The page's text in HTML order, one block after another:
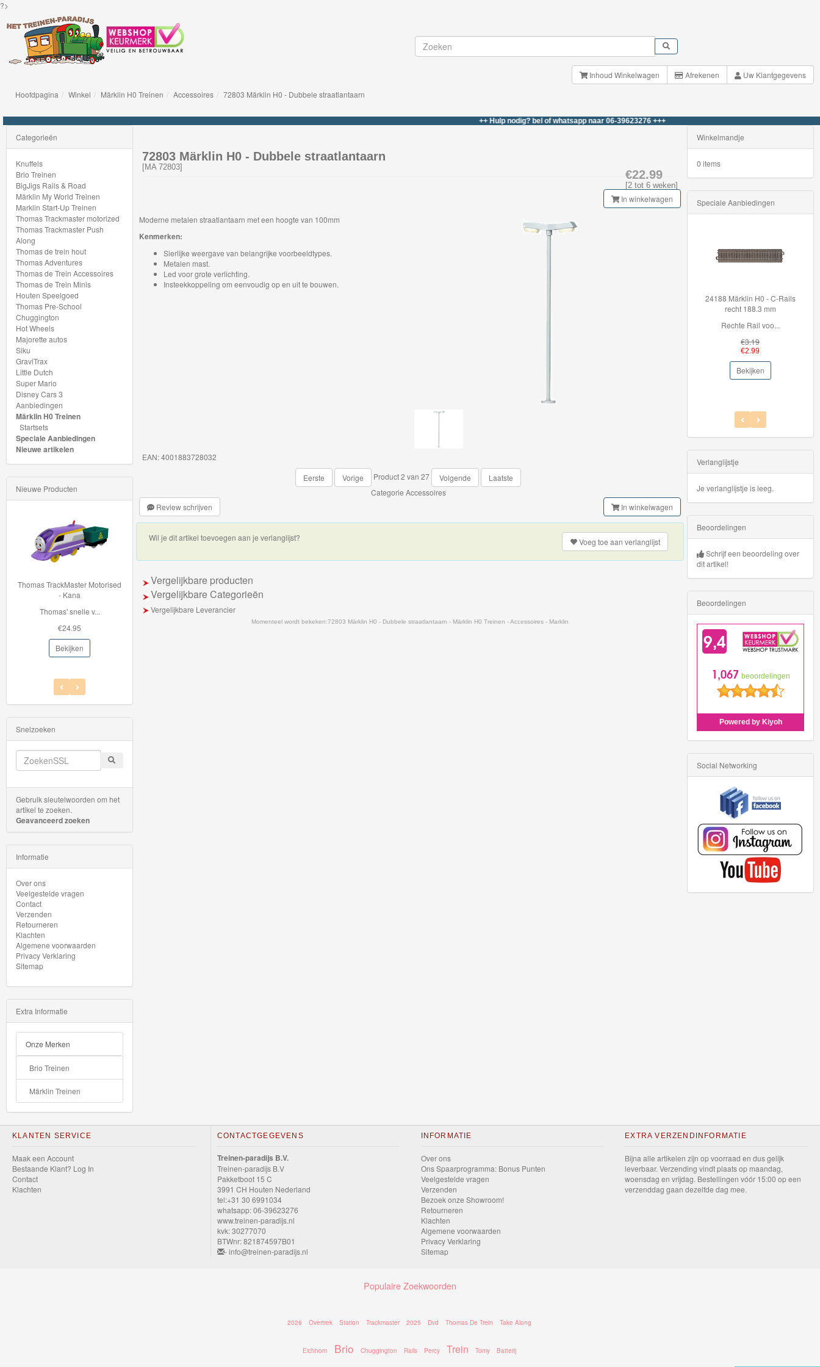
?>
Brio
Treinen
BigJigs
Rails
&
Road
Märklin
My
World
Treinen
Marklin
Start-
Up
Treinen
Thomas
Trackmaster
motorized
Thomas
Trackmaster
Along
de
trein
Thomas
Thomas
de
Trein
Accessoires
Thomas
de
Trein
Minis
Houten
Speelgoed
Thomas
Pre-
School
Chuggington
Hot
Wheels
Majorette
autos
Siku
GraviTrax
Little
Dutch
Super
Inhoud Winkelwagen Afrekenen
Uw Klantgegevens
Hoofdpagina
Winkel Märklin H0 Treinen Accessoires 72803 Märklin H0 - Dubbele straatlantaarn
++ Hulp nodig? bel of whatsapp naar 06-39623276 +++
€22.99
[2 tot 6 weken]
72803 Märklin H0 - Dubbele straatlantaarn
[MA 72803]
In winkelwagen
Moderne metalen straatlantaarn met een hoogte van 100mm
Kenmerken:
Sierlijke weergave van belangrijke voorbeeldtypes.
Metalen mast.
Led voor grote verlichting.
Insteekkoppeling om eenvoudig op en uit te bouwen.
EAN: 4001883728032
Eerste
Vorige Product 2 van 27 Volgende
Laatste
Categorie Accessoires
Review schrijven
In winkelwagen
Wil je dit artikel toevoegen aan je verlanglijst? Voeg toe aan verlanglijst
Vergelijkbare producten
Vergelijkbare Categorieën
Vergelijkbare Leverancier
Momenteel wordt bekeken:72803 Märklin H0 - Dubbele straatlantaarn - Märklin H0 Treinen - Accessoires - Marklin
Categorieën
Knuffels
Brio Treinen
BigJigs Rails & Road
Märklin My World Treinen
Marklin Start-Up Treinen
Thomas Trackmaster motorized
Thomas Trackmaster Push
Along
Thomas de trein hout
Thomas Adventures
Thomas de Trein Accessoires
Thomas de Trein Minis
Houten Speelgoed
Thomas Pre-School
Chuggington
Hot Wheels
Majorette autos
Siku
GraviTrax
Little Dutch
Super Mario
Disney Cars 3
Aanbiedingen
Märklin H0 Treinen
Startsets
Speciale Aanbiedingen
Nieuwe artikelen
Nieuwe Producten
Thomas TrackMaster Motorised
- Kana
Thomas' snelle v...
€24.95
Bekijken
BJT263 Bigjigstrein tunnel -
Mountain Rescue
Deze houten Mountain...
Snelzoeken
Gebruik sleutelwoorden om het
artikel te zoeken.
Geavanceerd zoeken
Informatie
Over ons
Veelgestelde vragen
Contact
Verzenden
Retourneren
Klachten
Algemene voorwaarden
Privacy Verklaring
Sitemap
Extra Informatie
Onze Merken
Brio Treinen
Märklin Treinen
Winkelmandje
0 items
Speciale Aanbiedingen
24188 Märklin H0 - C-Rails
recht 188.3 mm
Rechte Rail voo...
€3.19
€2.99
Bekijken
Verlanglijstje
Je verlanglijstje is leeg.
Beoordelingen
Schrijf een beoordeling over
dit artikel!
Beoordelingen
Social Networking
KLANTEN SERVICE
Maak een Account
Bestaande Klant? Log In
Contact
Klachten
CONTACTGEGEVENS
Treinen-paradijs B.V.
Treinen-paradijs B.V
Pakketboot 15 C
3991 CH Houten Nederland
tel:+31 30 6991034
whatsapp: 06-39623276
www.treinen-paradijs.nl
kvk: 30277070
BTWnr: 821874597B01
- info@treinen-paradijs.nl
INFORMATIE
Over ons
Ons Spaarprogramma: Bonus Punten
Veelgestelde vragen
Verzenden
Bezoek onze Showroom!
Retourneren
Klachten
Algemene voorwaarden
Privacy Verklaring
Sitemap
EXTRA VERZENDINFORMATIE
Bijna alle artikelen zijn op voorraad en dus gelijk
leverbaar. Verzending vindt plaats op maandag,
woensdag en vrijdag. Bestellingen vóór 15:00 op een
verzenddag gaan dezelfde dag mee.
Populaire Zoekwoorden
2026 Overtrek Station Trackmaster 2025 Dvd Thomas De Trein Take Along
Eichhorn Brio Chuggington Rails Percy Trein Tomy Batterij